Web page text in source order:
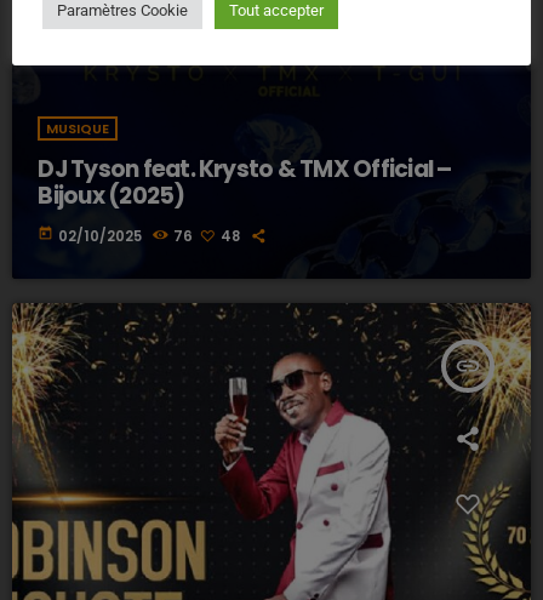
MUSIQUE
DJ Tyson feat. Krysto & TMX Official –
Bijoux (2025)
today 02/10/2025 76 48
insert_link
Paramètres Cookie Tout accepter